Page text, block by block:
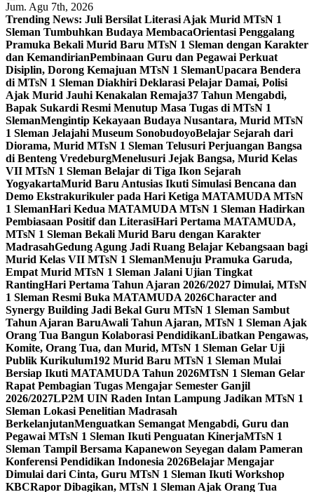
Jum. Agu 7th, 2026
Trending News: Juli Bersilat Literasi Ajak Murid MTsN 1
Sleman Tumbuhkan Budaya MembacaOrientasi Penggalang
Pramuka Bekali Murid Baru MTsN 1 Sleman dengan Karakter
dan KemandirianPembinaan Guru dan Pegawai Perkuat
Disiplin, Dorong Kemajuan MTsN 1 SlemanUpacara Bendera
di MTsN 1 Sleman Diakhiri Deklarasi Pelajar Damai, Polisi
Ajak Murid Jauhi Kenakalan Remaja37 Tahun Mengabdi,
Bapak Sukardi Resmi Menutup Masa Tugas di MTsN 1
SlemanMengintip Kekayaan Budaya Nusantara, Murid MTsN
1 Sleman Jelajahi Museum SonobudoyoBelajar Sejarah dari
Diorama, Murid MTsN 1 Sleman Telusuri Perjuangan Bangsa
di Benteng VredeburgMenelusuri Jejak Bangsa, Murid Kelas
VII MTsN 1 Sleman Belajar di Tiga Ikon Sejarah
YogyakartaMurid Baru Antusias Ikuti Simulasi Bencana dan
Demo Ekstrakurikuler pada Hari Ketiga MATAMUDA MTsN
1 SlemanHari Kedua MATAMUDA MTsN 1 Sleman Hadirkan
Pembiasaan Positif dan LiterasiHari Pertama MATAMUDA,
MTsN 1 Sleman Bekali Murid Baru dengan Karakter
MadrasahGedung Agung Jadi Ruang Belajar Kebangsaan bagi
Murid Kelas VII MTsN 1 SlemanMenuju Pramuka Garuda,
Empat Murid MTsN 1 Sleman Jalani Ujian Tingkat
RantingHari Pertama Tahun Ajaran 2026/2027 Dimulai, MTsN
1 Sleman Resmi Buka MATAMUDA 2026Character and
Synergy Building Jadi Bekal Guru MTsN 1 Sleman Sambut
Tahun Ajaran BaruAwali Tahun Ajaran, MTsN 1 Sleman Ajak
Orang Tua Bangun Kolaborasi PendidikanLibatkan Pengawas,
Komite, Orang Tua, dan Murid, MTsN 1 Sleman Gelar Uji
Publik Kurikulum192 Murid Baru MTsN 1 Sleman Mulai
Bersiap Ikuti MATAMUDA Tahun 2026MTsN 1 Sleman Gelar
Rapat Pembagian Tugas Mengajar Semester Ganjil
2026/2027LP2M UIN Raden Intan Lampung Jadikan MTsN 1
Sleman Lokasi Penelitian Madrasah
BerkelanjutanMenguatkan Semangat Mengabdi, Guru dan
Pegawai MTsN 1 Sleman Ikuti Penguatan KinerjaMTsN 1
Sleman Tampil Bersama Kapanewon Seyegan dalam Pameran
Konferensi Pendidikan Indonesia 2026Belajar Mengajar
Dimulai dari Cinta, Guru MTsN 1 Sleman Ikuti Workshop
KBCRapor Dibagikan, MTsN 1 Sleman Ajak Orang Tua